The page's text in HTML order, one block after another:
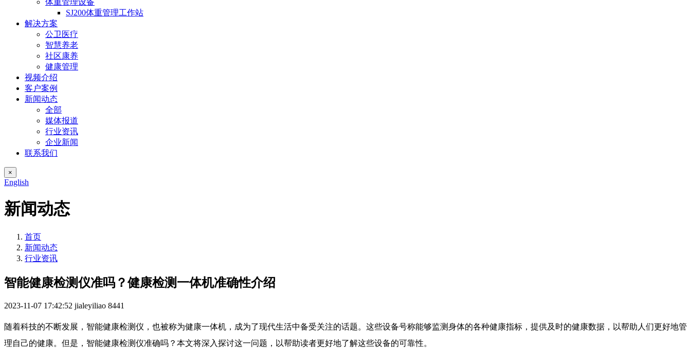
体重管理设备
SJ200体重管理工作站
解决方案
公卫医疗
智慧养老
社区康养
健康管理
视频介绍
客户案例
新闻动态
全部
媒体报道
行业资讯
企业新闻
联系我们
×
English
新闻动态
首页
新闻动态
行业资讯
智能健康检测仪准吗？健康检测一体机准确性介绍
2023-11-07 17:42:52 jialeyiliao 8441
随着科技的不断发展，智能健康检测仪，也被称为健康一体机，成为了现代生活中备受关注的话题。这些设备号称能够监测身体的各种健康指标，提供及时的健康数据，以帮助人们更好地管
理自己的健康。但是，智能健康检测仪准确吗？本文将深入探讨这一问题，以帮助读者更好地了解这些设备的可靠性。